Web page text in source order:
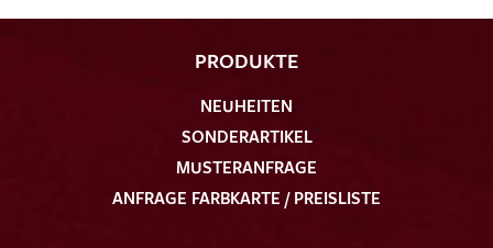
PRODUKTE
NEUHEITEN
SONDERARTIKEL
MUSTERANFRAGE
ANFRAGE FARBKARTE / PREISLISTE